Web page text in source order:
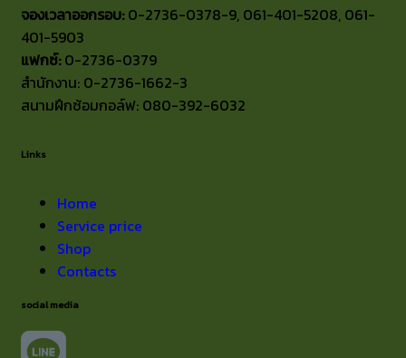
จองเวลาออกรอบ:0-2736-0378-9, 061-401-5208, 061-
401-5903
แฟกซ์:0-2736-0379
สำนักงาน: 0-2736-1662-3
สนามฝึกซ้อมกอล์ฟ: 080-392-6032
Links
Home
Service price
Shop
Contacts
social media